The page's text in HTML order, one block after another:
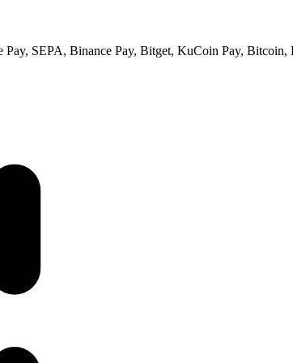
SEPA, Binance Pay, Bitget, KuCoin Pay,